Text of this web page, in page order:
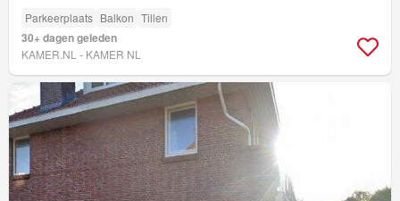
Parkeerplaats Balkon Tillen
30+ dagen geleden
KAMER.NL - KAMER NL